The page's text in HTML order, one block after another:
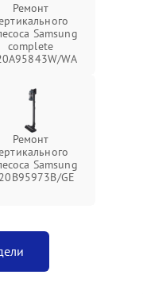
Ремонт
Samsung
complete
WA
Ремонт
Samsung
GE